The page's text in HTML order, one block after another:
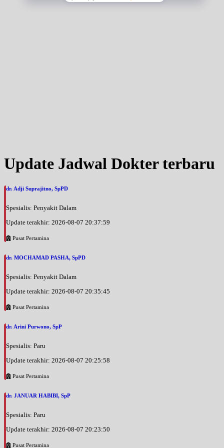
Update Jadwal Dokter terbaru
dr. Adji Suprajitno, SpPD
Spesialis: Penyakit Dalam
Update terakhir: 2026-08-07 20:37:59
Pusat Pertamina
dr. MOCHAMAD PASHA, SpPD
Spesialis: Penyakit Dalam
Update terakhir: 2026-08-07 20:35:45
Pusat Pertamina
dr. Arini Purwono, SpP
Spesialis: Paru
Update terakhir: 2026-08-07 20:25:58
Pusat Pertamina
dr. JANUAR HABIBI, SpP
Spesialis: Paru
Update terakhir: 2026-08-07 20:23:50
Pusat Pertamina